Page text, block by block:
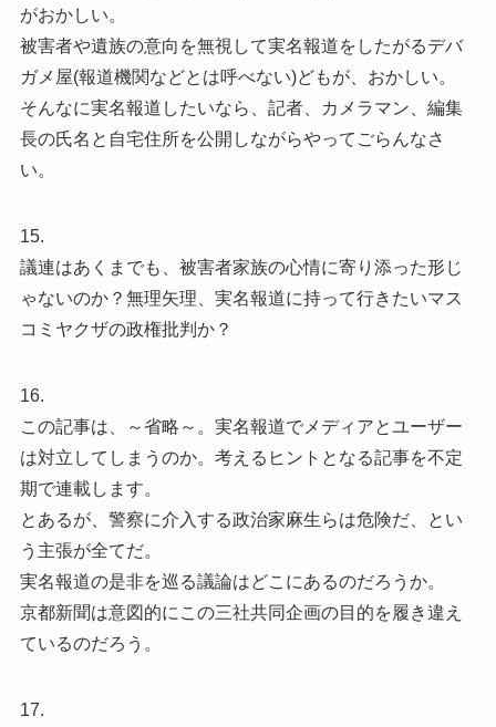
がおかしい。
被害者や遺族の意向を無視して実名報道をしたがるデバ
ガメ屋(報道機関などとは呼べない)どもが、おかしい。
そんなに実名報道したいなら、記者、カメラマン、編集
長の氏名と自宅住所を公開しながらやってごらんなさ
い。
15.
議連はあくまでも、被害者家族の心情に寄り添った形じ
ゃないのか？無理矢理、実名報道に持って行きたいマス
コミヤクザの政権批判か？
16.
この記事は、～省略～。実名報道でメディアとユーザー
は対立してしまうのか。考えるヒントとなる記事を不定
期で連載します。
とあるが、警察に介入する政治家麻生らは危険だ、とい
う主張が全てだ。
実名報道の是非を巡る議論はどこにあるのだろうか。
京都新聞は意図的にこの三社共同企画の目的を履き違え
ているのだろう。
17.